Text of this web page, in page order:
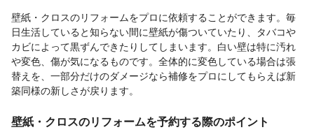
壁紙・クロスのリフォームをプロに依頼することができます。毎
日生活していると知らない間に壁紙が傷ついていたり、タバコや
カビによって黒ずんできたりしてしまいます。白い壁は特に汚れ
や変色、傷が気になるものです。全体的に変色している場合は張
替えを、一部分だけのダメージなら補修をプロにしてもらえば新
築同様の新しさが戻ります。
壁紙・クロスのリフォームを予約する際のポイント